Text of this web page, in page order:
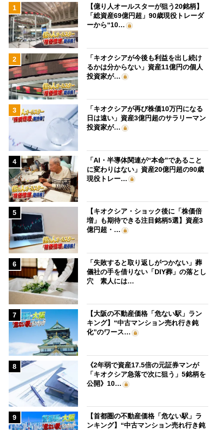
1
【億り人オールスターが狙う20銘柄】
「総資産69億円超」90歳現役トレーダ
ーから“10…
2
「キオクシアが今後も利益を出し続け
るかは分からない」資産11億円の個人
投資家が…
3
「キオクシアが再び株価10万円になる
日は遠い」資産3億円超のサラリーマン
投資家が…
4
「AI・半導体関連が“本命”であること
に変わりはない」資産20億円超の90歳
現役トレー…
5
【キオクシア・ショック後に「株価倍
増」も期待できる注目銘柄5選】資産3
億円超・…
6
「失敗すると取り返しがつかない」葬
儀社の手を借りない「DIY葬」の落とし
穴 素人には…
7
【大阪の不動産価格「危ない駅」ラン
キング】“中古マンション売れ行き鈍
化”のワース…
8
《2年弱で資産17.5倍の元証券マンが
「キオクシア急落で次に狙う」5銘柄を
公開》10…
9
【首都圏の不動産価格「危ない駅」ラ
ンキング】“中古マンション売れ行き鈍